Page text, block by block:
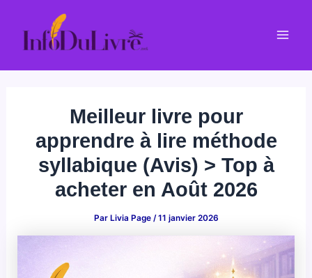
contenu
Meilleur livre pour
apprendre à lire méthode
syllabique (Avis) > Top à
acheter en Août 2026
Par Livia Page /11 janvier 2026